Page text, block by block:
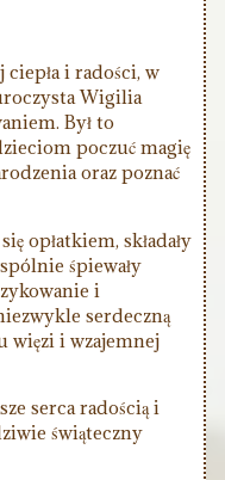
ciepła i radości, w
Wigilia
Był to
poczuć magię
oraz poznać
opłatkiem, składały
śpiewały
i
serdeczną
więzi i wzajemnej
serca radością i
świąteczny